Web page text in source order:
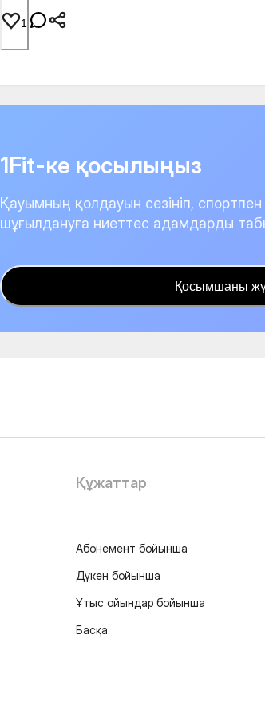
1
1Fit-ке қосылыңыз
Қауымның қолдауын сезініп, спортпен
шұғылдануға ниеттес адамдарды
Қосымшаны
Құжаттар
Абонемент бойынша
Дүкен бойынша
Ұтыс ойындар бойынша
Басқа